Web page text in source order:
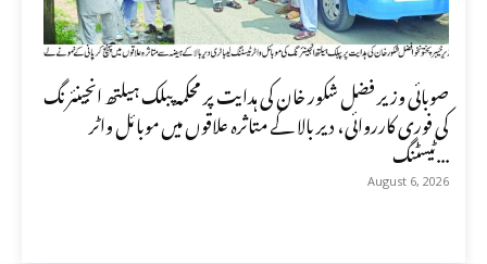
صوبائی وزیر فضل شکور خان کی ہدایت پر محکمہ پبلک ہیلتھ انجینئرنگ
کی فوری کارروائی، دیر بالا کے متاثرہ علاقوں میں موبائل واٹر
ٹیسٹنگ...
August 6, 2026